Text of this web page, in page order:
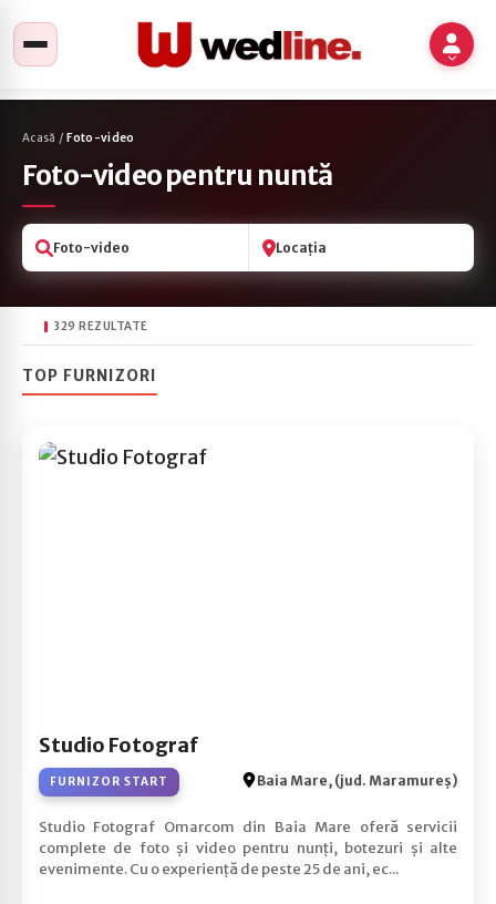
Acasă /Foto-video
Foto-video pentru nuntă
Foto-video Locația
329 REZULTATE
TOP FURNIZORI
Studio Fotograf
FURNIZOR START Baia Mare, (jud. Maramureș)
Studio Fotograf Omarcom din Baia Mare oferă servicii
complete de foto și video pentru nunți, botezuri și alte
evenimente. Cu o experiență de peste 25 de ani, ec...